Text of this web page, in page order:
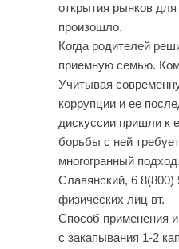
открытия рынков для
произошло.
Когда родителей
приемную семью.
Учитывая
коррупции и ее
дискуссии пришли к
борьбы с ней
многогранный подход.
Славянский, 6
физических лиц вт.
Способ применения
с закапывания 1-2